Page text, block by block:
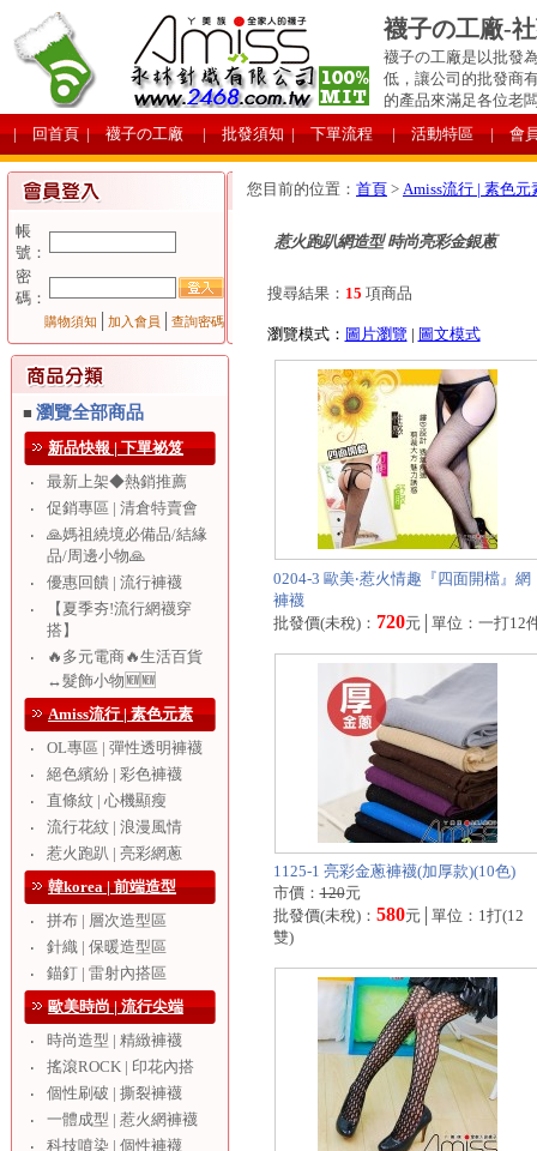
襪子の工廠-
襪子の工廠是以批發
低，讓公司的批發商
的產品來滿足各位老
| 回首頁 | 襪子の工廠 | 批發須知 | 下單流程 | 活動特區 | 會
帳
號：
密
碼：
購物須知 加入會員 查詢密碼
■ 瀏覽全部商品
新品快報 | 下單祕笈
‧
最新上架◆熱銷推薦
‧
促銷專區 | 清倉特賣會
‧
🙏媽祖繞境必備品/結緣
品/周邊小物🙏
‧
優惠回饋 | 流行褲襪
‧
【夏季夯!流行網襪穿
搭】
‧
🔥多元電商🔥生活百貨
↔️髮飾小物🆕🆕
Amiss流行 | 素色元素
‧
OL專區 | 彈性透明褲襪
‧
絕色繽紛 | 彩色褲襪
‧
直條紋 | 心機顯瘦
‧
流行花紋 | 浪漫風情
‧
惹火跑趴 | 亮彩網蔥
韓korea | 前端造型
‧
拼布 | 層次造型區
‧
針織 | 保暖造型區
‧
錨釘 | 雷射內搭區
歐美時尚 | 流行尖端
‧
時尚造型 | 精緻褲襪
‧
搖滾ROCK | 印花內搭
‧
個性刷破 | 撕裂褲襪
‧
一體成型 | 惹火網褲襪
‧
科技噴染 | 個性褲襪
您目前的位置： 首頁 > Amiss流行 | 素色元
惹火跑趴網造型 時尚亮彩金銀蔥
搜尋結果： 15 項商品
瀏覽模式： 圖片瀏覽| 圖文模式
0204-3 歐美‧惹火情趣『四面開檔』網
褲襪
批發價(未稅)： 720元│單位：一打12
1125-1 亮彩金蔥褲襪(加厚款)(10色)
市價：120元
批發價(未稅)： 580元│單位：1打(12
雙)